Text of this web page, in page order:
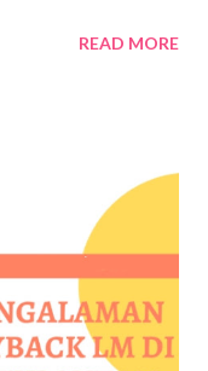
Untuk website
untuk apa, lihat di
Kalau saya
Tourism and
dengan lengkap ,
FORM atau bisa
sudah apply
READ MORE